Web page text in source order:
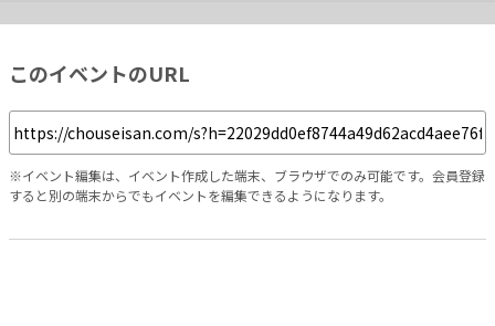
このイベントのURL
※イベント編集は、イベント作成した端末、ブラウザでのみ可能です。会員登録
すると別の端末からでもイベントを編集できるようになります。